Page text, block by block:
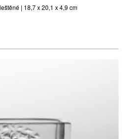
| 18,7 x 20,1 x 4,9 cm